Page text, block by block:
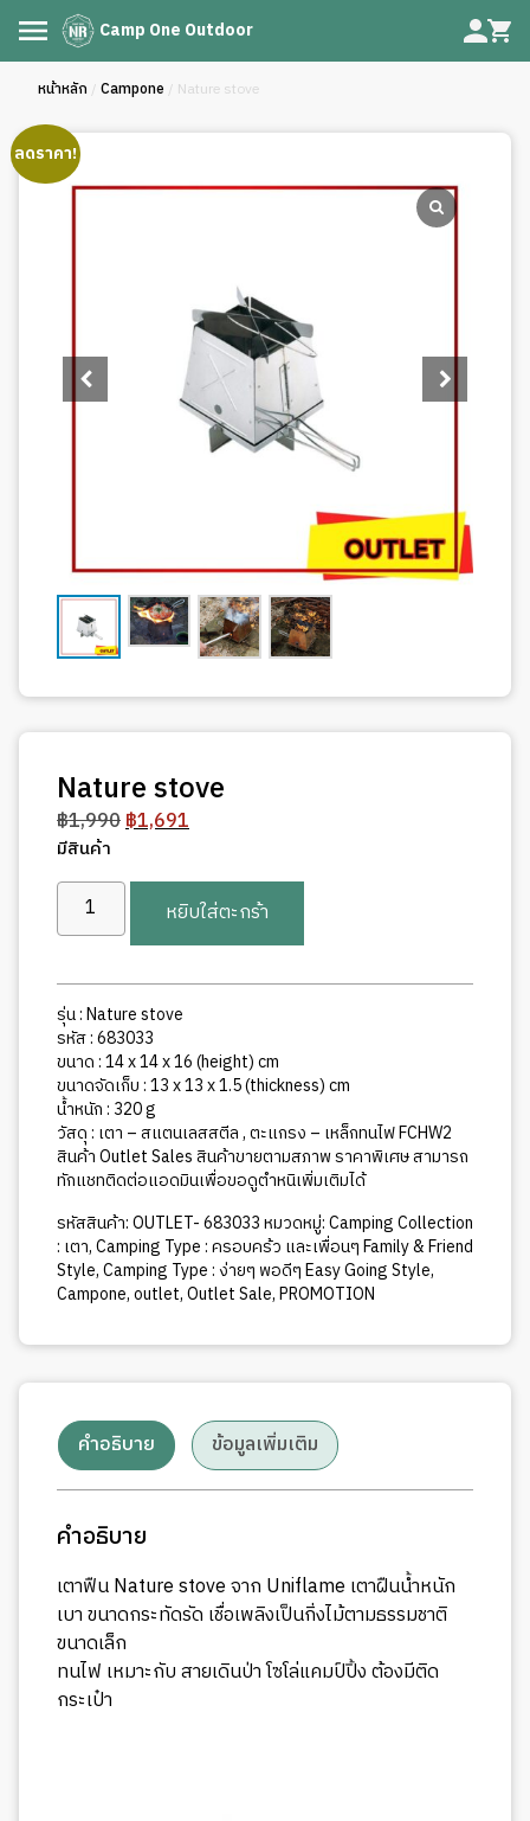
Camp One Outdoor
หน้าหลัก / Campone / Nature stove
ลดราคา!
Nature stove
฿1,990Original
was:
฿1,990.
฿1,691Current
is:
฿1,691.
มีสินค้า
จำนวน
Nature
ชิ้น
หยิบใส่ตะกร้า
รุ่น : Nature stove
รหัส : 683033
ขนาด : 14 x 14 x 16 (height) cm
ขนาดจัดเก็บ : 13 x 13 x 1.5 (thickness) cm
น้ำหนัก : 320 g
วัสดุ : เตา – สแตนเลสสตีล , ตะแกรง – เหล็กทนไฟ FCHW2
สินค้า Outlet Sales สินค้าขายตามสภาพ ราคาพิเศษ สามารถ
ทักแชทติดต่อแอดมินเพื่อขอดูตำหนิเพิ่มเติมได้
รหัสสินค้า:OUTLET- 683033หมวดหมู่:Camping Collection
: เตา,Camping Type : ครอบคร้ว และเพื่อนๆ Family & Friend
Style,Camping Type : ง่ายๆ พอดีๆ Easy Going Style,
Campone,outlet,Outlet Sale,PROMOTION
คำอธิบาย ข้อมูลเพิ่มเติม
คำอธิบาย
เตาฟืน Nature stove จาก Uniflame เตาฝืนน้ำหนัก
เบา ขนาดกระทัดรัด เชื่อเพลิงเป็นกิ่งไม้ตามธรรมชาติ
ขนาดเล็ก
ทนไฟ เหมาะกับ สายเดินป่า โซโล่แคมป์ปิ้ง ต้องมีติด
กระเป๋า